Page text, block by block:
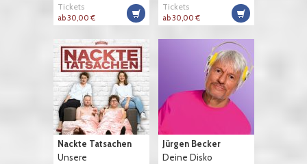
Tickets
ab 30,00 €
Tickets
ab 30,00 €
Nackte Tatsachen
Unsere
Jürgen Becker
Deine Disko